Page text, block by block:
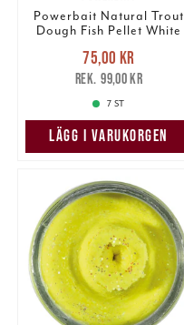
Powerbait Natural Trout
Dough Fish Pellet White
Nuvarande pris
75,00 krTidigare pris
99,00 kr
75,00 kr
99,00 kr
7 ST
LÄGG I VARUKORGEN